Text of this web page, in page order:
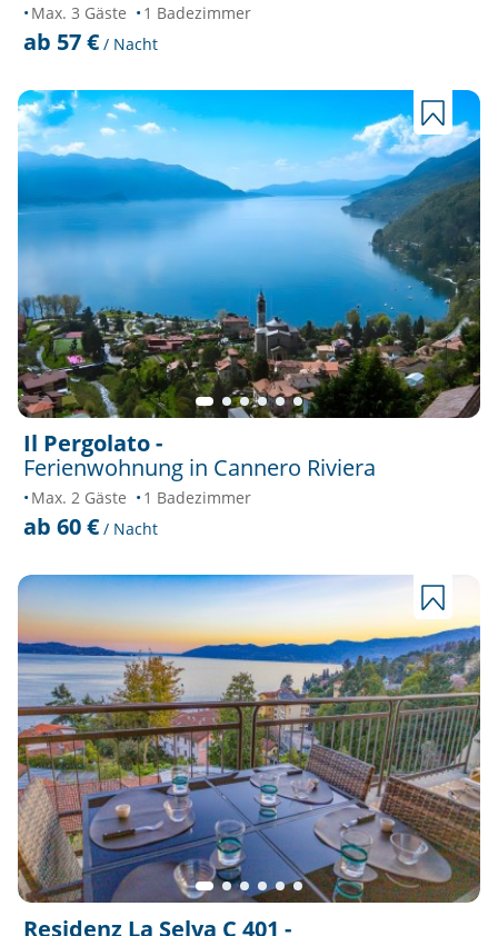
Max. 3 Gäste 1 Badezimmer
ab 57 € / Nacht
Il Pergolato -
Ferienwohnung in Cannero Riviera
Max. 2 Gäste 1 Badezimmer
ab 60 € / Nacht
Residenz La Selva C 401 -